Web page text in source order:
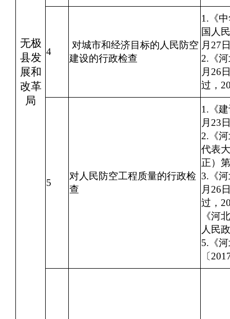
无极
县发
展和
改革
局
4
对城市和经济目标的人民防空
建设的行政检查
1.《
国人
月27
2.《
月26
过，
5
对人民防空工程质量的行政检
查
1.《
月23
2.《
代表
正）
3.《
月26
过，
《河
人
5.《
〔